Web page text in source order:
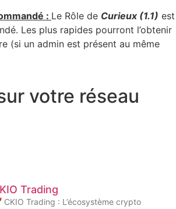
: Le Rôle de Curieux (1.1) est
Les plus rapides pourront l’obtenir
(si un admin est présent au même
votre réseau
Trading
CKIO Trading : L’écosystème crypto